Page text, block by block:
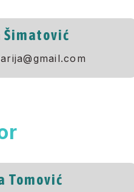
Šimatović
Tomović